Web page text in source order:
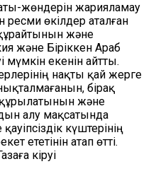
жөндерін жарияламау
өкілдер аталған
және
және Біріккен Араб
мүмкін екенін айтты.
нақты қай жерге
бірақ
және
алу мақсатында
күштерінің
ететінін атап өтті.
кіруі